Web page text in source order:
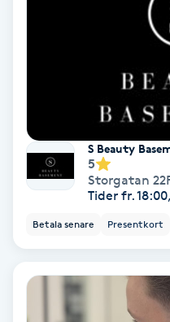
Spa manikyr & pedikyr
Spa-manikyr
Spa-pedikyr
Stylist
S Beauty
5
Storgatan 22F
Tider fr.
Betala senare Presentkort